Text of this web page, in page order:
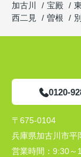
加古川
宝殿
西二見
曽根
0120-
〒675-0104
兵庫県加古川市平
営業時間： 9:30～